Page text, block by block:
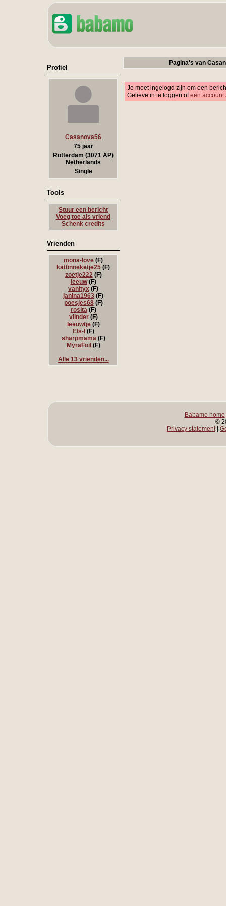
Profiel
Casanova56
75 jaar
Rotterdam (3071 AP)
Netherlands
Single
Tools
Stuur een bericht
Voeg toe als vriend
Schenk credits
Vrienden
mona-love (F)
kattinneketje25 (F)
zoetje222(F)
leeuw(F)
vanityx (F)
janina1963 (F)
poesjes68(F)
rosita(F)
vlinder(F)
leeuwtje(F)
Els-l (F)
sharpmama(F)
MyraFoil (F)
Alle 13 vrienden...
Pagina's van
Je moet ingelogd zijn om een
Gelieve in te loggen ofeen account
Babamo home
©
Privacy statement|